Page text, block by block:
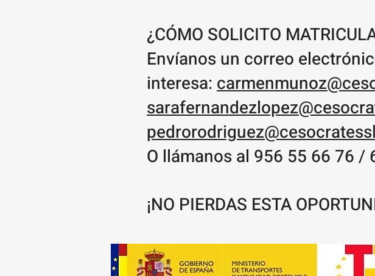
¿CÓMO SOLICITO
Envíanos un correo
interesa:
O llámanos al 956 55 66 76
¡NO PIERDAS ESTA